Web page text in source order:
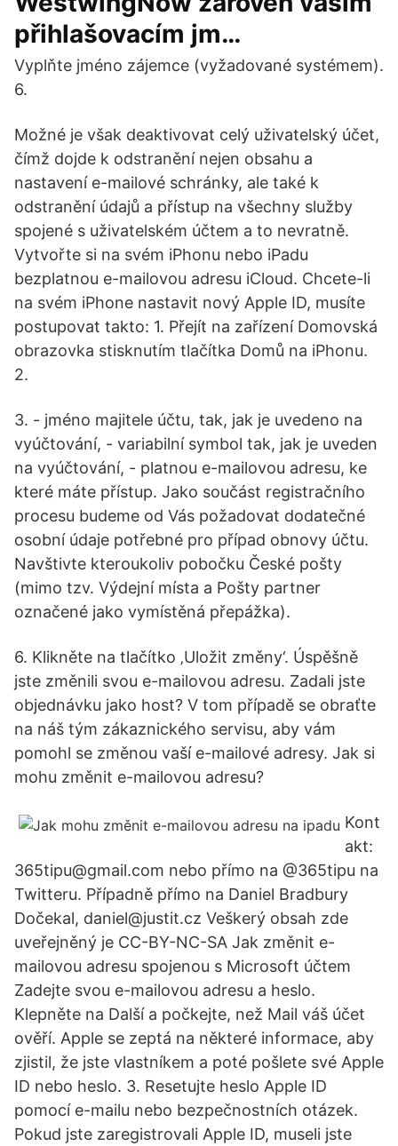
přihlašovacím jm…
Vyplňte jméno zájemce (vyžadované systémem).
6.
Možné je však deaktivovat celý uživatelský účet,
čímž dojde k odstranění nejen obsahu a
nastavení e-mailové schránky, ale také k
odstranění údajů a přístup na všechny služby
spojené s uživatelském účtem a to nevratně.
Vytvořte si na svém iPhonu nebo iPadu
bezplatnou e-mailovou adresu iCloud. Chcete-li
na svém iPhone nastavit nový Apple ID, musíte
postupovat takto: 1. Přejít na zařízení Domovská
obrazovka stisknutím tlačítka Domů na iPhonu.
2.
3. - jméno majitele účtu, tak, jak je uvedeno na
vyúčtování, - variabilní symbol tak, jak je uveden
na vyúčtování, - platnou e-mailovou adresu, ke
které máte přístup. Jako součást registračního
procesu budeme od Vás požadovat dodatečné
osobní údaje potřebné pro případ obnovy účtu.
Navštivte kteroukoliv pobočku České pošty
(mimo tzv. Výdejní místa a Pošty partner
označené jako vymístěná přepážka).
6. Klikněte na tlačítko ‚Uložit změny‘. Úspěšně
jste změnili svou e-mailovou adresu. Zadali jste
objednávku jako host? V tom případě se obraťte
na náš tým zákaznického servisu, aby vám
pomohl se změnou vaší e-mailové adresy. Jak si
mohu změnit e-mailovou adresu?
Kont
akt:
365tipu@gmail.com nebo přímo na @365tipu na
Twitteru. Případně přímo na Daniel Bradbury
Dočekal, daniel@justit.cz Veškerý obsah zde
uveřejněný je CC-BY-NC-SA Jak změnit e-
mailovou adresu spojenou s Microsoft účtem
Zadejte svou e-mailovou adresu a heslo.
Klepněte na Další a počkejte, než Mail váš účet
ověří. Apple se zeptá na některé informace, aby
zjistil, že jste vlastníkem a poté pošlete své Apple
ID nebo heslo. 3. Resetujte heslo Apple ID
pomocí e-mailu nebo bezpečnostních otázek.
Pokud jste zaregistrovali Apple ID, museli jste